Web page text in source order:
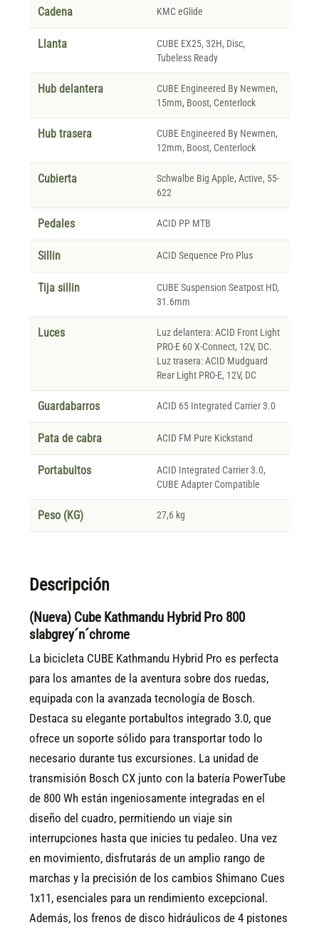
Cadena KMC eGlide
Llanta
CUBE EX25, 32H, Disc,
Tubeless Ready
Hub delantera
CUBE Engineered By Newmen,
15mm, Boost, Centerlock
Hub trasera
CUBE Engineered By Newmen,
12mm, Boost, Centerlock
Cubierta
Schwalbe Big Apple, Active, 55-
622
Pedales ACID PP MTB
Sillin ACID Sequence Pro Plus
Tija sillin
CUBE Suspension Seatpost HD,
31.6mm
Luces
Luz delantera: ACID Front Light
PRO-E 60 X-Connect, 12V, DC.
Luz trasera: ACID Mudguard
Rear Light PRO-E, 12V, DC
Guardabarros ACID 65 Integrated Carrier 3.0
Pata de cabra ACID FM Pure Kickstand
Portabultos
ACID Integrated Carrier 3.0,
CUBE Adapter Compatible
Peso (KG) 27,6 kg
Descripción
(Nueva) Cube Kathmandu Hybrid Pro 800
slabgrey´n´chrome
La bicicleta CUBE Kathmandu Hybrid Pro es perfecta
para los amantes de la aventura sobre dos ruedas,
equipada con la avanzada tecnología de Bosch.
Destaca su elegante portabultos integrado 3.0, que
ofrece un soporte sólido para transportar todo lo
necesario durante tus excursiones. La unidad de
transmisión Bosch CX junto con la batería PowerTube
de 800 Wh están ingeniosamente integradas en el
diseño del cuadro, permitiendo un viaje sin
interrupciones hasta que inicies tu pedaleo. Una vez
en movimiento, disfrutarás de un amplio rango de
marchas y la precisión de los cambios Shimano Cues
1x11, esenciales para un rendimiento excepcional.
Además, los frenos de disco hidráulicos de 4 pistones